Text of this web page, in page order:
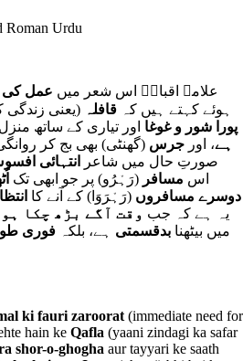
Roman Urdu
علامہ اقبالؒ اس شعر میں عمل
ہوئے کہتے ہیں کہ قافلہ (یعنی زندگی
پورا شور و غوغا اور تیاری کے ساتھ
ہے، اور جرس (گھنٹی) بھی بج کر
صورتِ حال میں شاعر
انتہائی
اس مسافر (رَہْرُو) پر جو ابھی تک
دوسرے مسافروں (رَہْرَوَا) کے آنے کا
یہ ہے کہ جب وقت آگے بڑھ چکا ہو
میں بیٹھنا بدقسمتی ہے، بلکہ فوری
ki fauri zaroorat (immediate need for
hain ke Qafla (yaani zindagi ka safar
shor-o-ghogha aur tayyari ke saath